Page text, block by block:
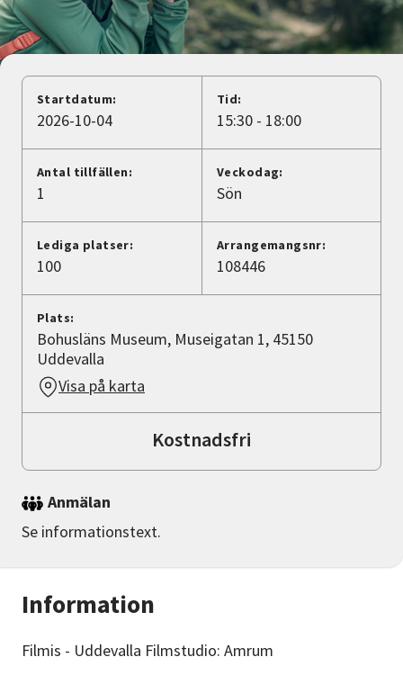
Nyheter
Lyssna
Information
Filmis - Uddevalla Filmstudio: Amrum
Startdatum:
2026-10-04
Tid:
15:30 - 18:00
Antal tillfällen:
1
Veckodag:
Sön
Lediga platser:
100
Arrangemangsnr:
108446
Plats:
Bohusläns Museum, Museigatan 1, 45150
Uddevalla
Visa på karta
Kostnadsfri
Anmälan
Se informationstext.